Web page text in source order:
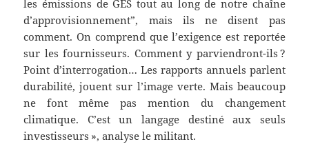
les émissions de GES tout au long de notre chaîne
d’approvisionnement”, mais ils ne disent pas
comment. On comprend que l’exigence est reportée
sur les fournisseurs. Comment y parviendront-ils ?
Point d’interrogation… Les rapports annuels parlent
durabilité, jouent sur l’image verte. Mais beaucoup
ne font même pas mention du changement
climatique. C’est un langage destiné aux seuls
investisseurs », analyse le militant.